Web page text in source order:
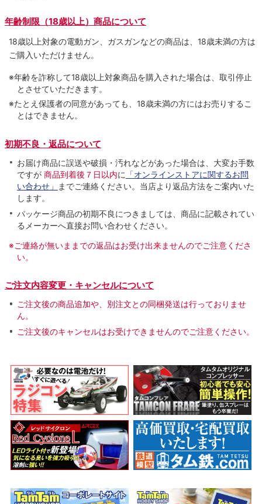
年齢制限（18歳以上）商品について
18歳以上対象の電動ガン、ガスガンなどの商品は、18歳未満の方は
ご購入いただけません。
※年齢を詐称して18歳以上対象商品を購入された場合は、取引停止
とさせていただきます。
※たとえ保護者の同意があっても、18歳未満の方にはお売りするこ
とはできません。
初期不良・返品について
お届け商品に誤送や破損・汚れなどがあった場合は、大変お手数
ですが 商品到着後７日以内に 「オンラインストアに関するお問
い合わせ」
までご連絡ください。当店より返品方法をご案内いた
します。
パッケージ商品の初期不良につきましては、商品に記載されてい
るメーカーへ直接お問い合わせください。
※ご連絡が無いままでの返品はお受け出来ませんのでご注意くださ
い。
ご注文内容変更・キャンセルについて
ご注文後の商品追加や、別注文との同梱発送は行っておりませ
ん。
ご注文後のキャンセルはお受けできませんのでご注意ください。